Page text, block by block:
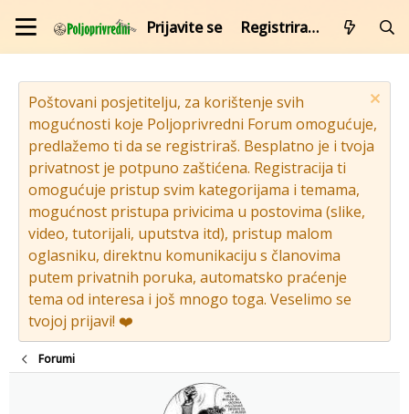
Prijavite se Registrirajte se
Poštovani posjetitelju, za korištenje svih
mogućnosti koje Poljoprivredni Forum omogućuje,
predlažemo ti da se registriraš. Besplatno je i tvoja
privatnost je potpuno zaštićena. Registracija ti
omogućuje pristup svim kategorijama i temama,
mogućnost pristupa privicima u postovima (slike,
video, tutorijali, uputstva itd), pristup malom
oglasniku, direktnu komunikaciju s članovima
putem privatnih poruka, automatsko praćenje
tema od interesa i još mnogo toga. Veselimo se
tvojoj prijavi! ❤️
Forumi